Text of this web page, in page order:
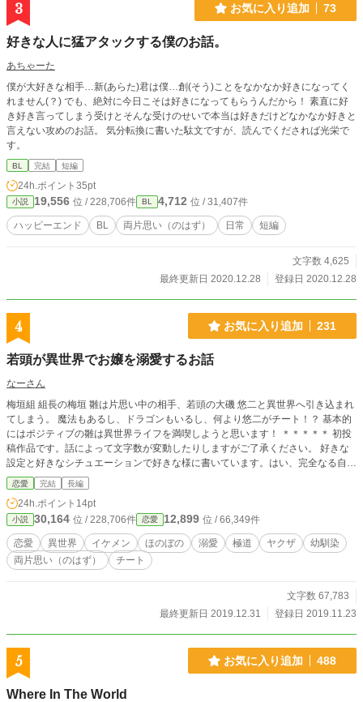
3 お気に入り追加 73
好きな人に猛アタックする僕のお話。
あちゃーた
僕が大好きな相手…新(あらた)君は僕…創(そう)ことをなかなか好きになってく
れません(？) でも、絶対に今日こそは好きになってもらうんだから！ 素直に好
き好き言ってしまう受けとそんな受けのせいで本当は好きだけどなかなか好きと
言えない攻めのお話。 気分転換に書いた駄文ですが、読んでくだされば光栄で
す。
BL 完結 短編
24h.ポイント 35pt
小説 19,556 位 / 228,706件 BL 4,712 位 / 31,407件
ハッピーエンド BL 両片思い（のはず） 日常 短編
文字数 4,625
最終更新日 2020.12.28
登録日 2020.12.28
4 お気に入り追加 231
若頭が異世界でお嬢を溺愛するお話
なーさん
梅垣組 組長の梅垣 雛は片思い中の相手、若頭の大磯 悠二と異世界へ引き込まれ
てしまう。 魔法もあるし、ドラゴンもいるし、何より悠二がチート！？ 基本的
にはポジティブの雛は異世界ライフを満喫しようと思います！ ＊＊＊＊＊ 初投
稿作品です。話によって文字数が変動したりしますがご了承ください。 好きな
設定と好きなシチュエーションで好きな様に書いています。はい、完全なる自己
満です。 申し訳ありません。生暖かく見守っていただけると嬉しいです。
恋愛 完結 長編
24h.ポイント 14pt
小説 30,164 位 / 228,706件 恋愛 12,899 位 / 66,349件
恋愛 異世界 イケメン ほのぼの 溺愛 極道 ヤクザ
幼馴染
両片思い（のはず）
チート
文字数 67,783
最終更新日 2019.12.31
登録日 2019.11.23
5 お気に入り追加 488
Where In The World